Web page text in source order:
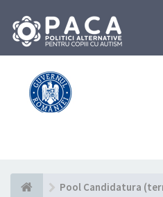
Pool Candidatura